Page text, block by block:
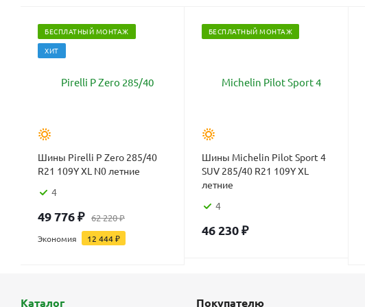
БЕСПЛАТНЫЙ МОНТАЖ
ХИТ
Шины Pirelli P Zero 285/40
R21 109Y XL N0 летние
4
49 776₽ 62 220₽
Экономия 12 444₽
БЕСПЛАТНЫЙ МОНТАЖ
Шины Michelin Pilot Sport 4
SUV 285/40 R21 109Y XL
летние
4
46 230₽
Каталог Покупателю